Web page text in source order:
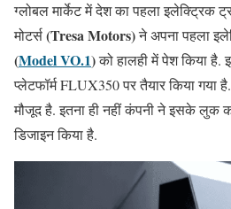
ग्लोबल मार्केट में देश का पहला इलेक्ट्रिक
मोटर्स(Tresa Motors)ने अपना पहला
(Model VO.1)को हालही में पेश किया
प्‍लेटफॉर्म FLUX350 पर तैयार किया गया
मौजूद है. इतना ही नहीं कंपनी ने इसके लुक
डिजाइन किया है.